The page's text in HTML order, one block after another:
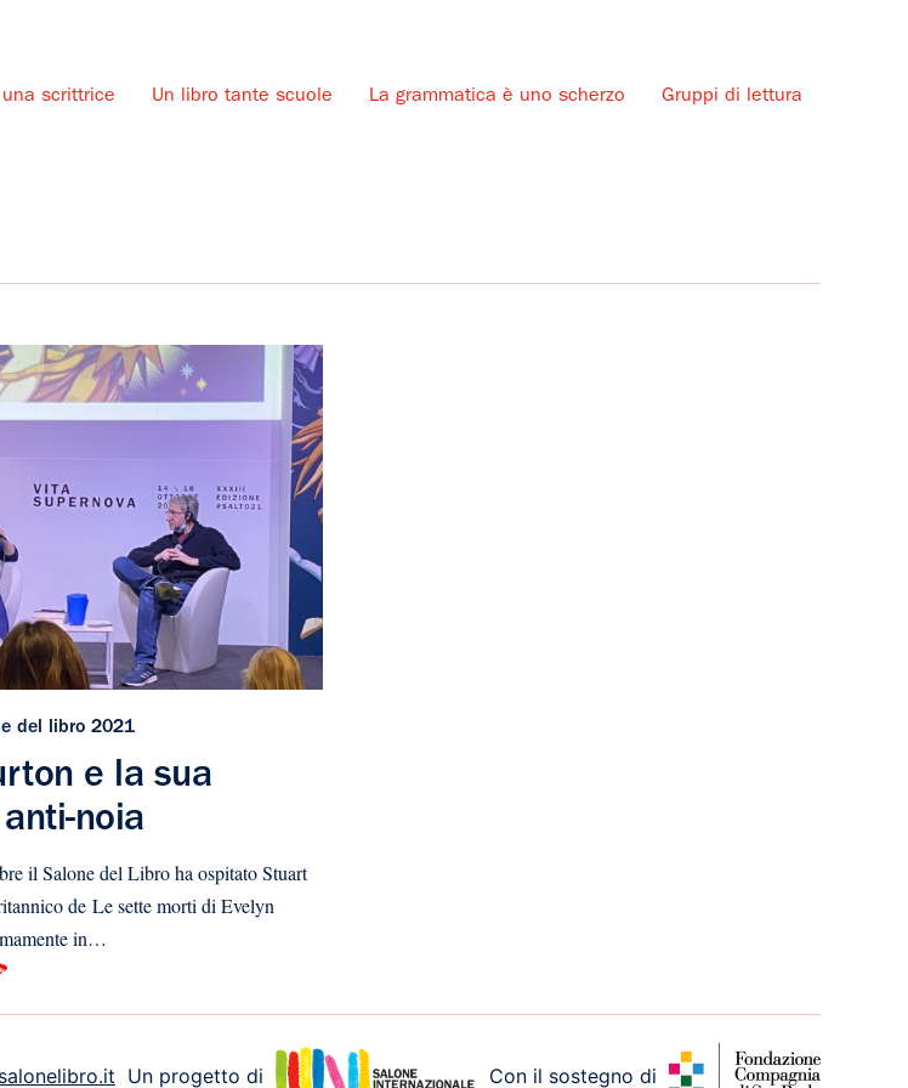
scrittrice Un libro tante scuole La grammatica è uno scherzo Gruppi di lettura
del libro 2021
e la sua
noia
il Salone del Libro ha ospitato Stuart
de Le sette morti di Evelyn
in…
Un progetto di Con il sostegno di